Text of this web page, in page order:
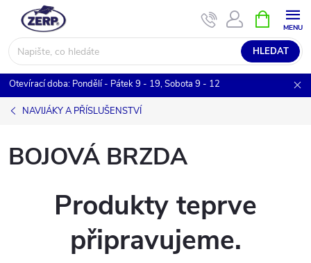
obsah
HLEDAT
NÁKUPNÍ
KOŠÍK
Otevírací doba: Pondělí - Pátek 9 - 19, Sobota 9 - 12
NAVIJÁKY A PŘÍSLUŠENSTVÍ
BOJOVÁ BRZDA
Produkty teprve
připravujeme.